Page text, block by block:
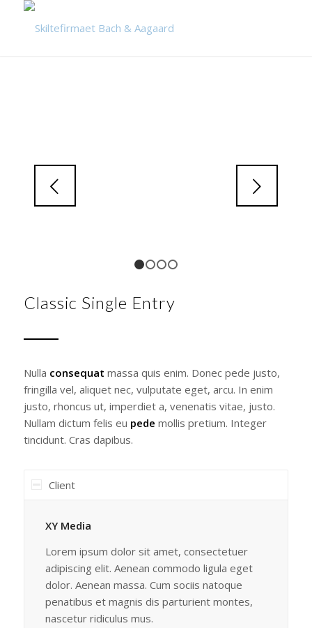
Classic Single Entry
Nulla consequat massa quis enim. Donec pede justo,
fringilla vel, aliquet nec, vulputate eget, arcu. In enim
justo, rhoncus ut, imperdiet a, venenatis vitae, justo.
Nullam dictum felis eu pede mollis pretium. Integer
tincidunt. Cras dapibus.
Client
XY Media
Lorem ipsum dolor sit amet, consectetuer
adipiscing elit. Aenean commodo ligula eget
dolor. Aenean massa. Cum sociis natoque
penatibus et magnis dis parturient montes,
nascetur ridiculus mus.